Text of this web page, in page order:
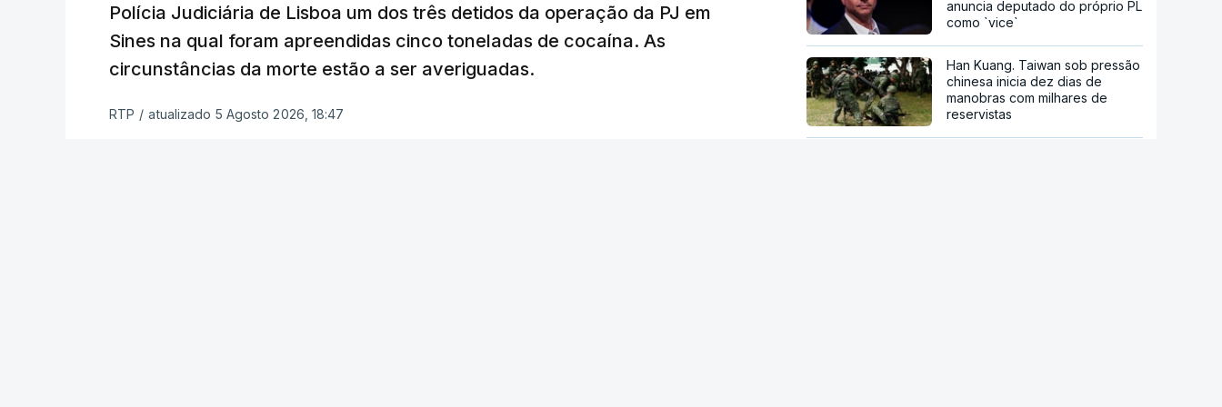
a alegação justificativa para o pedido de reapreciação, ou os documentos que os
relatores devem preencher.
Polícia Judiciária de Lisboa um dos três detidos da operação da PJ em
Sines na qual foram apreendidas cinco toneladas de cocaína. As
circunstâncias da morte estão a ser averiguadas.
RTP / atualizado 5 Agosto 2026, 18:47
anuncia deputado do próprio PL
como `vice`
Han Kuang. Taiwan sob pressão
chinesa inicia dez dias de
manobras com milhares de
reservistas